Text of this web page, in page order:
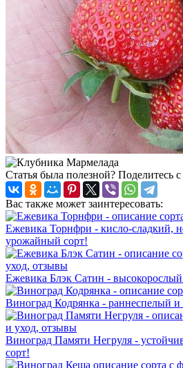
Статья была полезной? Поделитесь
Вас также может заинтересовать:
Ежевика Торнфри - кисло-сладкий,
урожайный сорт!
Ежевика Блэк Сатин -
Виноград Кодрянка - раннеспелый
Виноград Памяти Негруля -
сорт!